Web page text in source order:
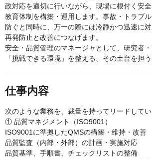
政対応を適切に行いながら、現場に根付く安
教育体制を構築・運用します。事故・トラブ
防ぐと同時に、万一の際には冷静かつ迅速に
再発防止と改善につなげます。
安全・品質管理のマネージャとして、研究者
「挑戦できる環境」を整える、その土台を担
仕事内容
次のような業務を、裁量を持ってリードしてい
① 品質マネジメント（ISO9001）
ISO9001に準拠したQMSの構築・維持・改善
品質監査（内部・外部）の計画・実施対応
品質基準、手順書、チェックリストの整備